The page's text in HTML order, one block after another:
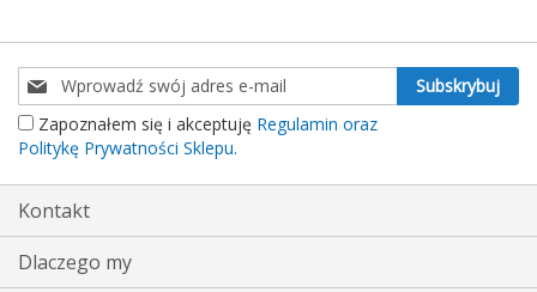
Subskrybuj
nasz
newsletter:
Subskrybuj
Zapoznałem się i akceptuję Regulamin oraz
Politykę Prywatności Sklepu.
Kontakt
Dlaczego my